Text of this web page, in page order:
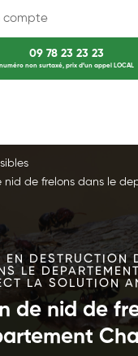
compte
09 78 23 23 23
numéro non surtaxé, prix d’un appel LOCAL
nid de frelons dans le
EN DESTRUCTION
LE
LA SOLUTION
de nid de